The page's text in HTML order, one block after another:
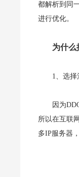
都解析到同
进行优化。
为什么
1、选
因为
所以在互联
多IP服务器